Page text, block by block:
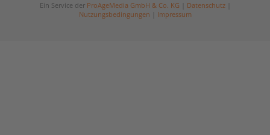
Ein Service der ProAgeMedia GmbH & Co. KG Datenschutz|
Nutzungsbedingungen
Impressum